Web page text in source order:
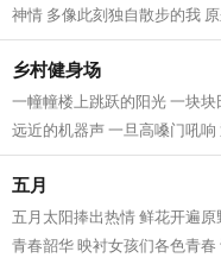
神情 多像此刻独自散步的我
尔回头看我 偶尔自言自语啾啾
乡村健身场
一幢幢楼上跳跃的阳光 一块
远近的机器声 一旦高嗓门吼
快，也加入合唱 吹去了田间曾
五月
五月太阳捧出热情 鲜花开遍
青春韶华 映衬女孩们各色青